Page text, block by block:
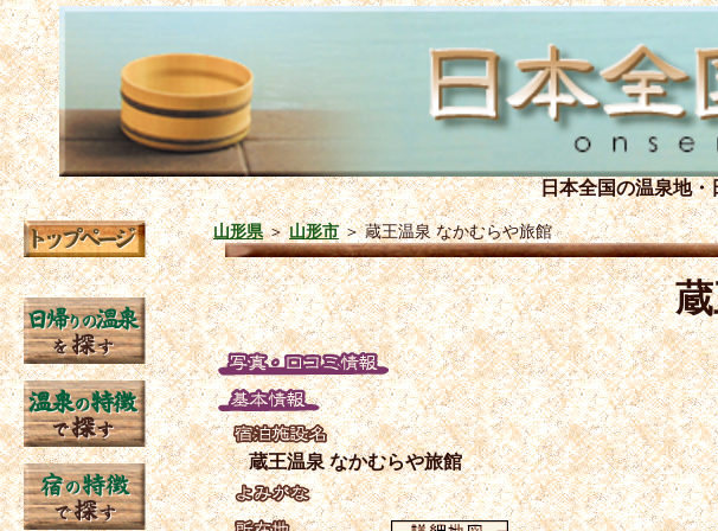
日本全国の温泉地・
山形県＞山形市＞蔵王温泉 なかむらや旅館
蔵王温泉 なかむらや旅館